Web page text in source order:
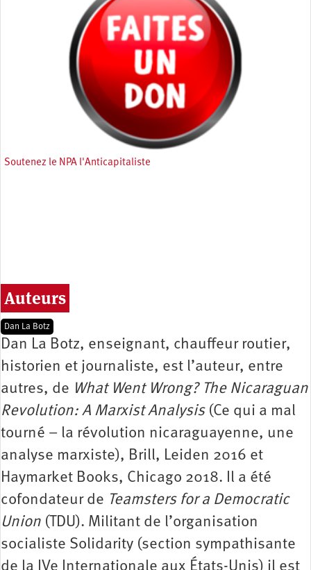
Soutenez le NPA l'Anticapitaliste
Auteurs
Dan La Botz
Dan La Botz, enseignant, chauffeur routier,
historien et journaliste, est l’auteur, entre
autres, de What Went Wrong? The Nicaraguan
Revolution: A Marxist Analysis(Ce qui a mal
tourné – la révolution nicaraguayenne, une
analyse marxiste), Brill, Leiden 2016 et
Haymarket Books, Chicago 2018. Il a été
cofondateur de Teamsters for a Democratic
Union (TDU). Militant de l’organisation
socialiste Solidarity (section sympathisante
de la IVe Internationale aux États-Unis) il est